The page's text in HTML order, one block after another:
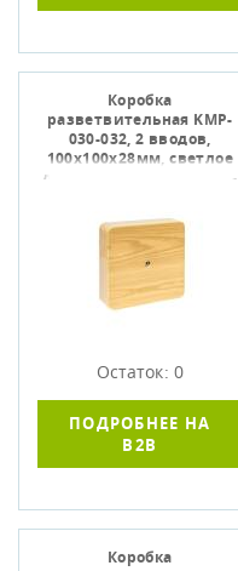
Коробка
разветвительная KMP-
030-032, 2 вводов,
100х100х28мм, светлое
дерево, EKF plc-kmr-030-
Остаток: 0
ПОДРОБНЕЕ НА
B2B
Коробка